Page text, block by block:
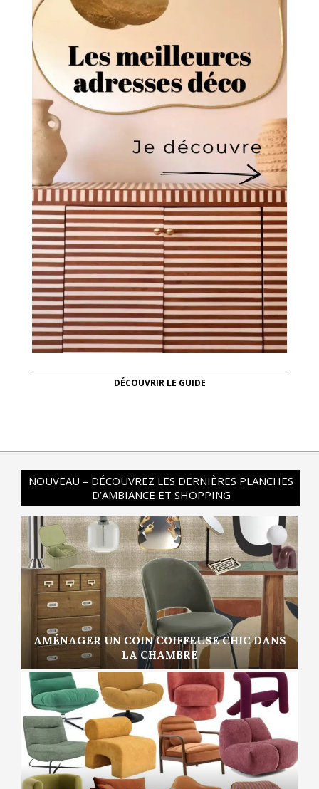
DÉCOUVRIR LE GUIDE
NOUVEAU – DÉCOUVREZ LES DERNIÈRES PLANCHES
D’AMBIANCE ET SHOPPING
AMÉNAGER UN COIN COIFFEUSE CHIC DANS
LA CHAMBRE